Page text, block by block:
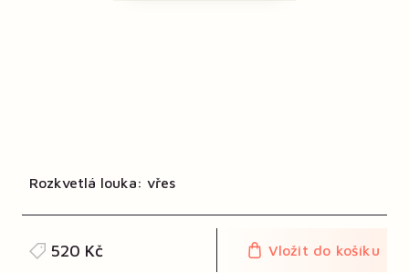
Rozkvetlá louka: vřes
520 Kč Vložit do košíku